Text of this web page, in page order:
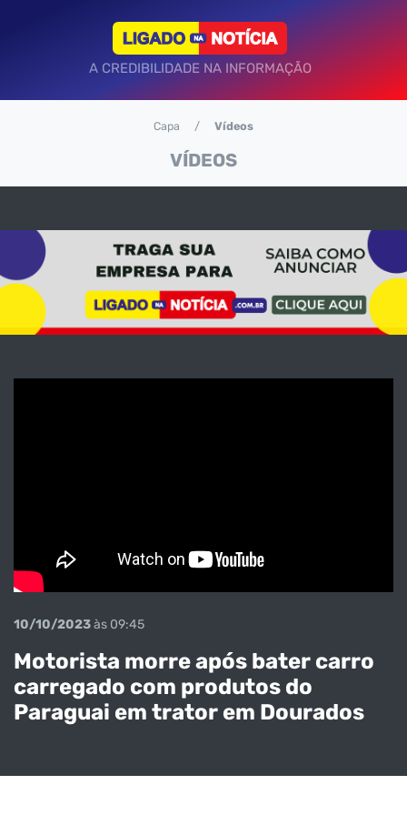
A CREDIBILIDADE NA INFORMAÇÃO
VÍDEOS
Capa Vídeos
10/10/2023às 09:45
Motorista morre após bater carro
carregado com produtos do
Paraguai em trator em Dourados